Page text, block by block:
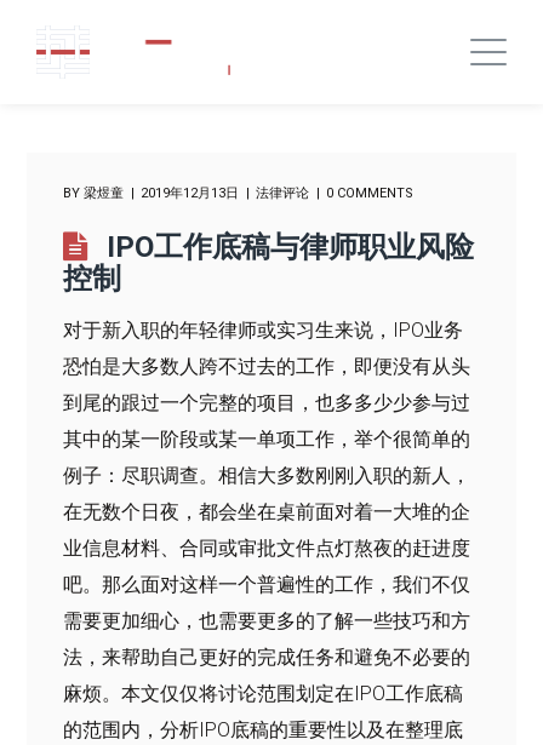
BY梁煜童 2019年12月13日 法律评论 0 COMMENTS
IPO工作底稿与律师职业风险
控制
对于新入职的年轻律师或实习生来说，IPO业务
恐怕是大多数人跨不过去的工作，即便没有从头
到尾的跟过一个完整的项目，也多多少少参与过
其中的某一阶段或某一单项工作，举个很简单的
例子：尽职调查。相信大多数刚刚入职的新人，
在无数个日夜，都会坐在桌前面对着一大堆的企
业信息材料、合同或审批文件点灯熬夜的赶进度
吧。那么面对这样一个普遍性的工作，我们不仅
需要更加细心，也需要更多的了解一些技巧和方
法，来帮助自己更好的完成任务和避免不必要的
麻烦。本文仅仅将讨论范围划定在IPO工作底稿
的范围内，分析IPO底稿的重要性以及在整理底